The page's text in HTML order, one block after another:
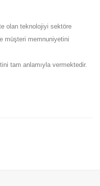
olan teknolojiyi sektöre
müşteri memnuniyetini
tam anlamıyla vermektedir.